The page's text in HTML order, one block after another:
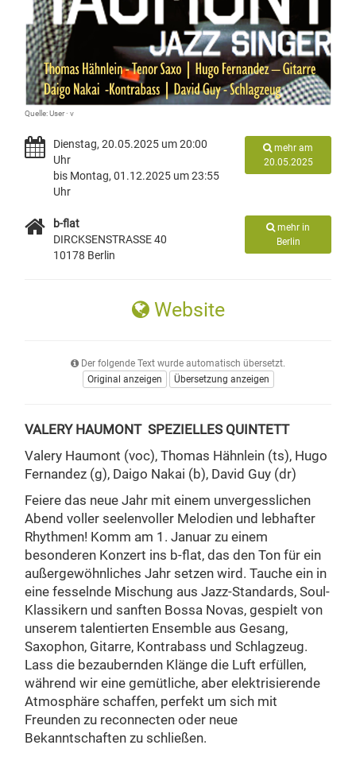
Quelle: User · v
Dienstag, 20.05.2025 um 20:00
Uhr
bis Montag, 01.12.2025 um 23:55
Uhr
mehr am
20.05.2025
b-flat
DIRCKSENSTRASSE 40
10178 Berlin
mehr in
Berlin
Website
Der folgende Text wurde automatisch übersetzt.
Original anzeigen
Übersetzung anzeigen
VALERY HAUMONT SPEZIELLES QUINTETT
Valery Haumont (voc), Thomas Hähnlein (ts), Hugo
Fernandez (g), Daigo Nakai (b), David Guy (dr)
Feiere das neue Jahr mit einem unvergesslichen
Abend voller seelenvoller Melodien und lebhafter
Rhythmen! Komm am 1. Januar zu einem
besonderen Konzert ins b-flat, das den Ton für ein
außergewöhnliches Jahr setzen wird. Tauche ein in
eine fesselnde Mischung aus Jazz-Standards, Soul-
Klassikern und sanften Bossa Novas, gespielt von
unserem talentierten Ensemble aus Gesang,
Saxophon, Gitarre, Kontrabass und Schlagzeug.
Lass die bezaubernden Klänge die Luft erfüllen,
während wir eine gemütliche, aber elektrisierende
Atmosphäre schaffen, perfekt um sich mit
Freunden zu reconnecten oder neue
Bekanntschaften zu schließen.